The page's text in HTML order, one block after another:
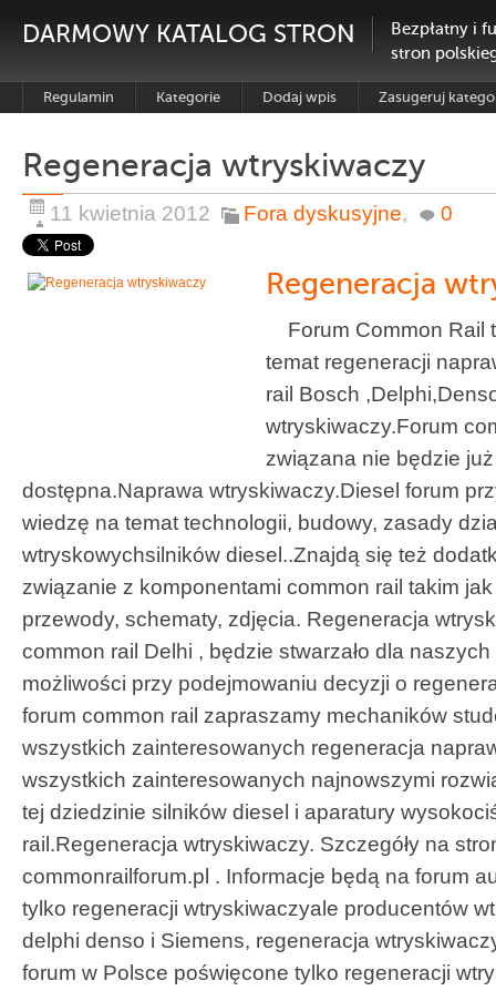
DARMOWY KATALOG STRON
Bezpłatny i
stron
Regulamin Kategorie Dodaj wpis Zasugeruj
Regeneracja wtryskiwaczy
11 kwietnia 2012 Fora dyskusyjne, 0
Regeneracja
Forum Common Rail
temat regeneracji
rail Bosch
wtryskiwaczy.Forum
związana nie będzie
dostępna.Naprawa wtryskiwaczy.Diesel forum
wiedzę na temat technologii, budowy, zasady
wtryskowychsilników diesel..Znajdą się też
związanie z komponentami common rail takim
przewody, schematy, zdjęcia. Regeneracja
common rail Delhi , będzie stwarzało dla
możliwości przy podejmowaniu decyzji o
forum common rail zapraszamy mechaników
wszystkich zainteresowanych regeneracja
wszystkich zainteresowanych najnowszymi
tej dziedzinie silników diesel i aparatury
rail.Regeneracja wtryskiwaczy. Szczegóły na
commonrailforum.pl . Informacje będą na forum
tylko regeneracji wtryskiwaczyale producentów
delphi denso i Siemens, regeneracja
forum w Polsce poświęcone tylko regeneracji